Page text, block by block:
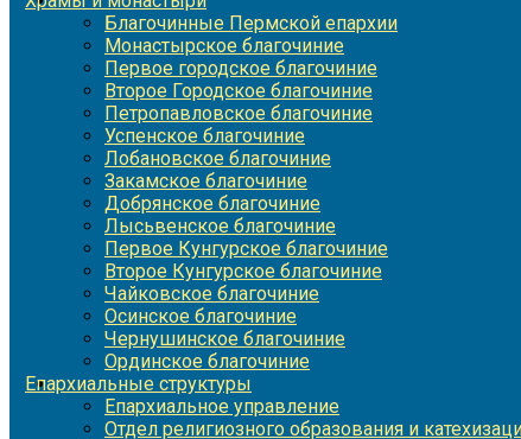
Благочинные Пермской епархии
Монастырское благочиние
Первое городское благочиние
Второе Городское благочиние
Петропавловское благочиние
Успенское благочиние
Лобановское благочиние
Закамское благочиние
Добрянское благочиние
Лысьвенское благочиние
Первое Кунгурское благочиние
Второе Кунгурское благочиние
Чайковское благочиние
Осинское благочиние
Чернушинское благочиние
Ординское благочиние
Епархиальные структуры
Епархиальное управление
Отдел религиозного образования и